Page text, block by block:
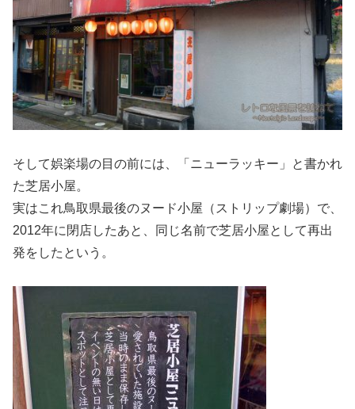
そして娯楽場の目の前には、「ニューラッキー」と書かれ
た芝居小屋。
実はこれ鳥取県最後のヌード小屋（ストリップ劇場）で、
2012年に閉店したあと、同じ名前で芝居小屋として再出
発をしたという。